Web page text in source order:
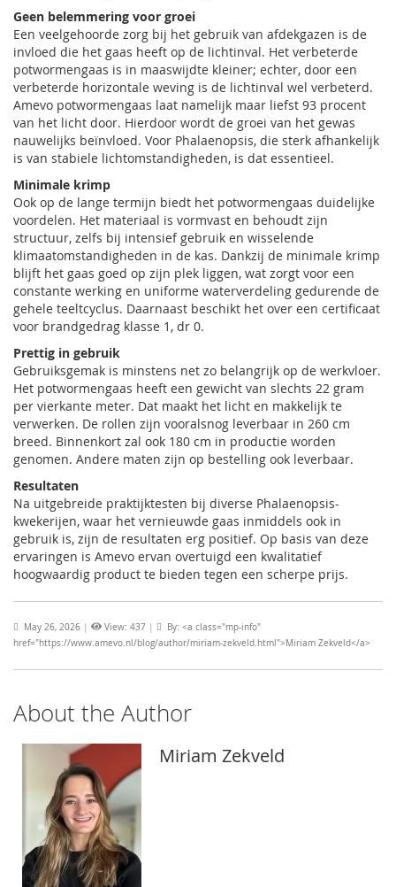
Geen belemmering voor groei
Een veelgehoorde zorg bij het gebruik van afdekgazen is de
invloed die het gaas heeft op de lichtinval. Het verbeterde
potwormengaas is in maaswijdte kleiner; echter, door een
verbeterde horizontale weving is de lichtinval wel verbeterd.
Amevo potwormengaas laat namelijk maar liefst 93 procent
van het licht door. Hierdoor wordt de groei van het gewas
nauwelijks beïnvloed. Voor Phalaenopsis, die sterk afhankelijk
is van stabiele lichtomstandigheden, is dat essentieel.
Minimale krimp
Ook op de lange termijn biedt het potwormengaas duidelijke
voordelen. Het materiaal is vormvast en behoudt zijn
structuur, zelfs bij intensief gebruik en wisselende
klimaatomstandigheden in de kas. Dankzij de minimale krimp
blijft het gaas goed op zijn plek liggen, wat zorgt voor een
constante werking en uniforme waterverdeling gedurende de
gehele teeltcyclus. Daarnaast beschikt het over een certificaat
voor brandgedrag klasse 1, dr 0.
Prettig in gebruik
Gebruiksgemak is minstens net zo belangrijk op de werkvloer.
Het potwormengaas heeft een gewicht van slechts 22 gram
per vierkante meter. Dat maakt het licht en makkelijk te
verwerken. De rollen zijn vooralsnog leverbaar in 260 cm
breed. Binnenkort zal ook 180 cm in productie worden
genomen. Andere maten zijn op bestelling ook leverbaar.
Resultaten
Na uitgebreide praktijktesten bij diverse Phalaenopsis-
kwekerijen, waar het vernieuwde gaas inmiddels ook in
gebruik is, zijn de resultaten erg positief. Op basis van deze
ervaringen is Amevo ervan overtuigd een kwalitatief
hoogwaardig product te bieden tegen een scherpe prijs.
May 26, 2026 View: 437
By: <a class="mp-info"
href="https://www.amevo.nl/blog/author/miriam-zekveld.html">Miriam Zekveld</a>
About the Author
Miriam Zekveld